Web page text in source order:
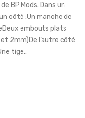
BP Mods. Dans un
côté :Un manche de
embouts plats
2mm)De l’autre côté
tige..